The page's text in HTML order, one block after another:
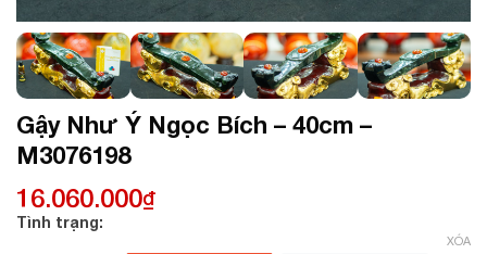
Gậy Như Ý Ngọc Bích – 40cm –
M3076198
16.060.000₫
Tình trạng:
XÓA